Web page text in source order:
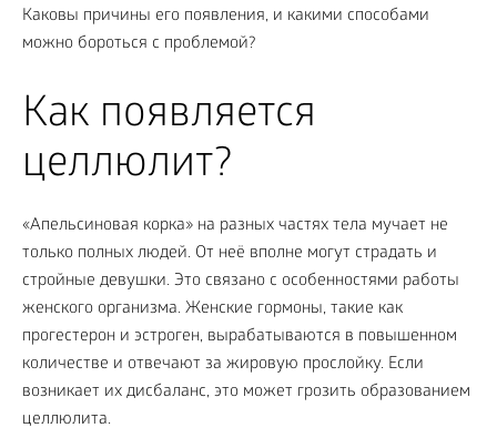
Каковы причины его появления, и какими способами
можно бороться с проблемой?
Как появляется
целлюлит?
«Апельсиновая корка» на разных частях тела мучает не
только полных людей. От неё вполне могут страдать и
стройные девушки. Это связано с особенностями работы
женского организма. Женские гормоны, такие как
прогестерон и эстроген, вырабатываются в повышенном
количестве и отвечают за жировую прослойку. Если
возникает их дисбаланс, это может грозить образованием
целлюлита.